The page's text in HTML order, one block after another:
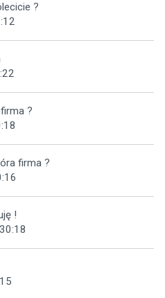
?
?
firma ?
!